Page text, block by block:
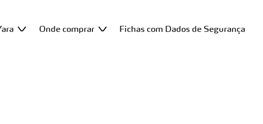
Onde comprar Fichas com Dados de Segurança